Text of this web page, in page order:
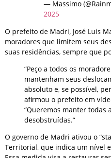
— Massimo
2025
O prefeito de Madri, José Luis
moradores que limitem seus
suas residências, sempre que
“Peço a todos os
mantenham seus
absoluto e, se possível,
afirmou o prefeito em
“Queremos manter todas
desobstruídas.”
O governo de Madri ativou o
Territorial, que indica um nível